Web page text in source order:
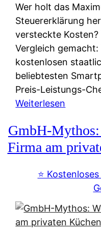
u
n
f
t
e
i
e
W
e
r
s
i
c
t
e
m
M
I
R
:
W
e
u
d
n
w
Wer holt das
Steuererklärung
versteckte
Vergleich
kostenlosen
beliebtesten
Preis-Leistungs-
Weiterlesen
t
e
u
e
r
k
GmbH-Mythos:
Firma am
⭐️